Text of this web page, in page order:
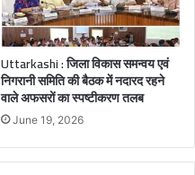
Uttarkashi : जिला विकास समन्वय एवं
निगरानी समिति की बैठक में नदारद रहने
वाले अफसरों का स्पष्टीकरण तलब
June 19, 2026